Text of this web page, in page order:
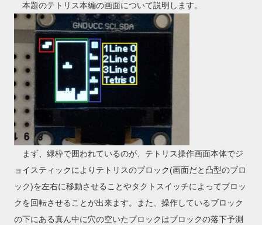
本題のテトリス本編の画面について説明します。
まず、緑枠で囲われているのが、テトリス操作画面本体でジ
ョイスティックによりテトリスのブロック(画面だと凸型のブロ
ック)を左右に移動させることやタクトスイッチによってブロッ
クを回転させることが出来ます。また、操作しているブロック
の下にある真ん中に穴の空いたブロックはブロックの落下予測